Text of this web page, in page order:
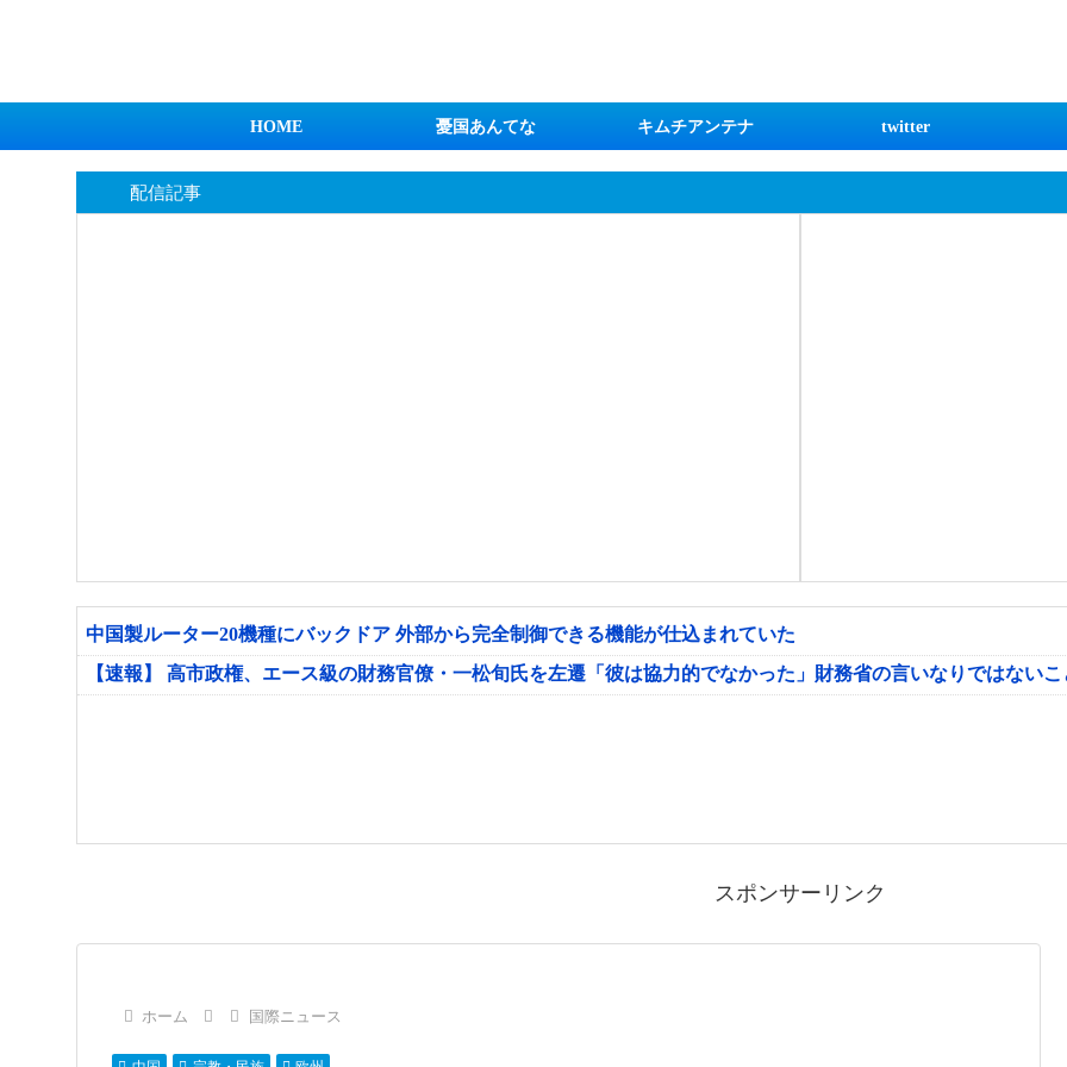
HOME 憂国あんてな キムチアンテナ twitter
配信記事
中国製ルーター20機種にバックドア 外部から完全制御できる機能が仕込まれていた
【速報】 高市政権、エース級の財務官僚・一松旬氏を左遷「彼は協力的でなかった」財務省の言いなりではない
スポンサーリンク
ホーム 国際ニュース